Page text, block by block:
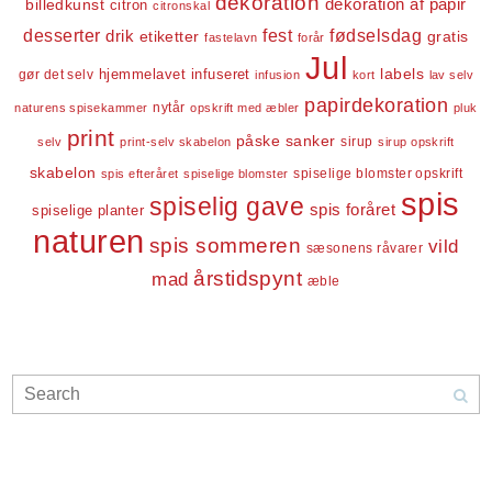
billedkunst citron citronskal
dekoration af papir
desserter drik etiketter fastelavn fest forår fødselsdag gratis
gør det selv hjemmelavet infuseret infusion Jul kort labels lav selv
naturens spisekammer nytår opskrift med æbler papirdekoration pluk
selv print print-selv skabelon påske sanker sirup sirup opskrift
skabelon spis efteråret spiselige blomster spiselige blomster opskrift
spiselige planter spiselig gave spis foråret spis
naturen spis sommeren sæsonens råvarer vild
mad årstidspynt æble